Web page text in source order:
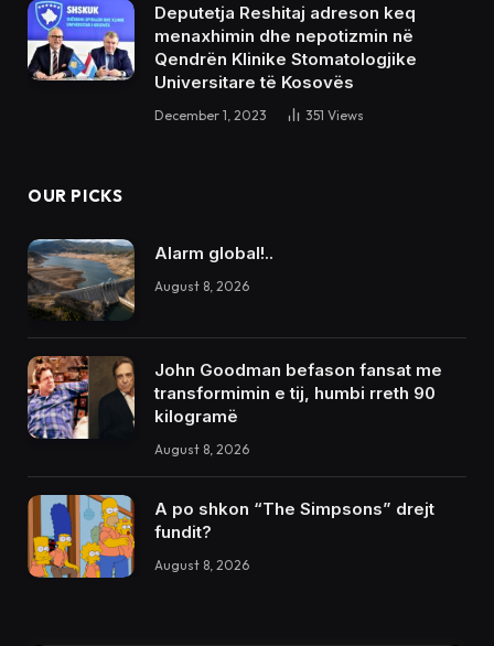
Deputetja Reshitaj adreson keq
menaxhimin dhe nepotizmin në
Qendrën Klinike Stomatologjike
Universitare të Kosovës
December 1, 2023 351 Views
OUR PICKS
Alarm global!..
August 8, 2026
John Goodman befason fansat me
transformimin e tij, humbi rreth 90
kilogramë
August 8, 2026
A po shkon “The Simpsons” drejt
fundit?
August 8, 2026